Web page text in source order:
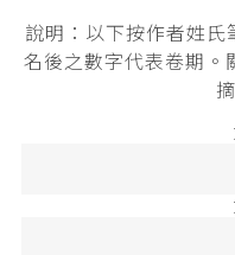
說明：以下按作者姓
名後之數字代表卷期。